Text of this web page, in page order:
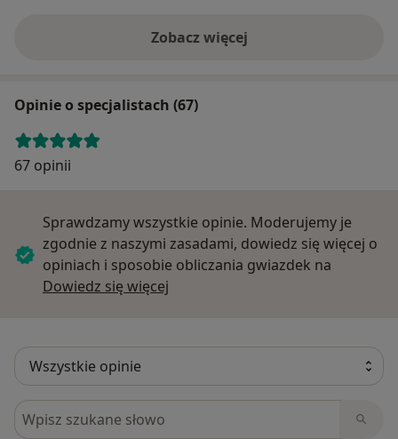
Zobacz więcej
Opinie o specjalistach (67)
67 opinii
Sprawdzamy wszystkie opinie. Moderujemy je
zgodnie z naszymi zasadami, dowiedz się więcej o
opiniach i sposobie obliczania gwiazdek na
Dowiedz się więcej
Szukaj w opiniach